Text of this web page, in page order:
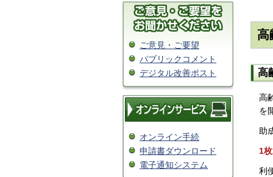
ご意見・ご要望
パブリックコメント
デジタル改善ポスト
オンライン手続
申請書ダウンロード
電子通知システム
高
高
高
を
助
1
利